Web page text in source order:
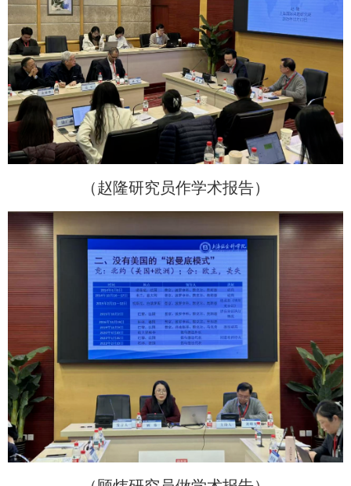
（赵隆研究员作学术报告）